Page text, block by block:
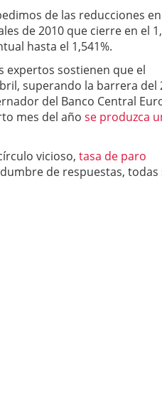
de las reducciones
de 2010 que cierre en el
hasta el 1,541%.
expertos sostienen que el
superando la barrera del
del Banco Central
mes del año se produzca
vicioso, tasa de paro
de respuestas, todas